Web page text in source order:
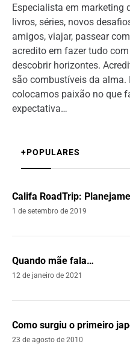
Especialista em marketing
livros, séries, novos
amigos, viajar, passear
acredito em fazer tudo
descobrir horizontes.
são combustíveis da alma.
colocamos paixão no que
expectativa…
+POPULARES
Califa RoadTrip:
1 de setembro de 2019
Quando mãe fala…
12 de janeiro de 2021
Como surgiu o primeiro
23 de agosto de 2010